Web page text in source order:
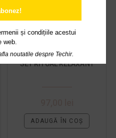
SET RITUAL RELAXANT
ADAUGĂ ÎN COȘ
și condițiile acestui
web.
noutatile despre Techir.